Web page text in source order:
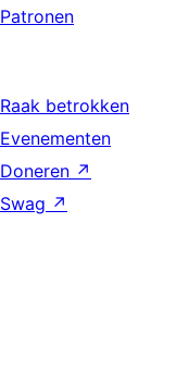
Patronen
Raak betrokken
Evenementen
Doneren ↗
Swag ↗